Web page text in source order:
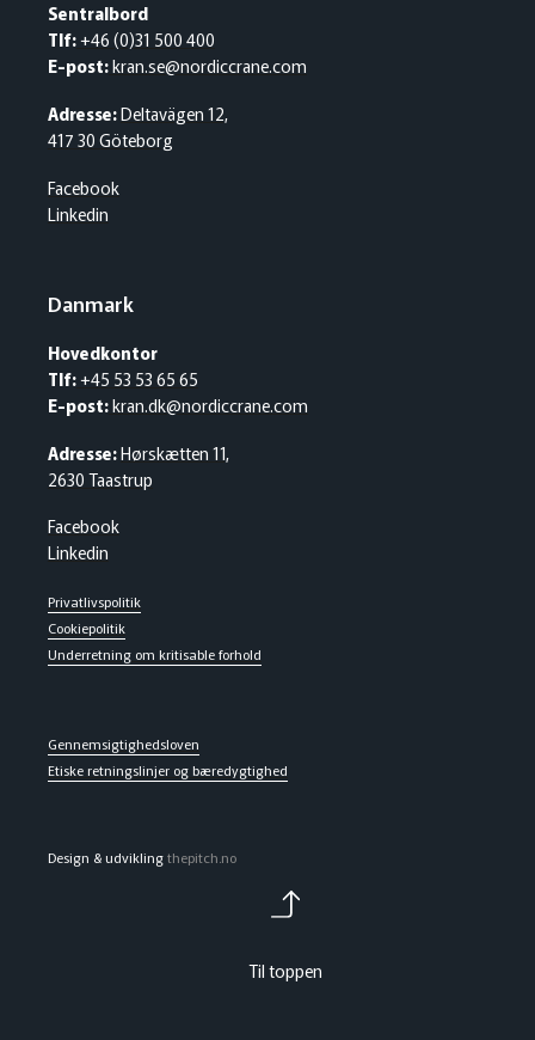
Sentralbord
Tlf:+46 (0)31 500 400
E-post:kran.se@nordiccrane.com
Adresse:Deltavägen 12,
417 30 Göteborg
Facebook
Linkedin
Danmark
Hovedkontor
Tlf:+45 53 53 65 65
E-post:kran.dk@nordiccrane.com
Adresse:Hørskætten 11,
2630 Taastrup
Facebook
Linkedin
Privatlivspolitik
Cookiepolitik
Underretning om kritisable forhold
Gennemsigtighedsloven
Etiske retningslinjer og bæredygtighed
Design & udviklingthepitch.no
Til toppen